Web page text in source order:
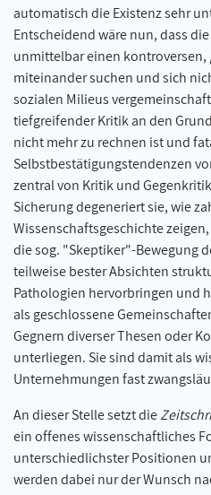
automatisch die Existenz sehr
Entscheidend wäre nun, dass
unmittelbar einen kontroversen,
miteinander suchen und sich
sozialen Milieus
tiefgreifender Kritik an den
nicht mehr zu rechnen ist und
Selbstbestätigungstendenzen
zentral von Kritik und
Sicherung degeneriert sie, wie
Wissenschaftsgeschichte
die sog. "Skeptiker"-Bewegung
teilweise bester Absichten
Pathologien hervorbringen und
als geschlossene
Gegnern diverser Thesen oder
unterliegen. Sie sind damit als
Unternehmungen fast
An dieser Stelle setzt die
ein offenes wissenschaftliches
unterschiedlichster Positionen
werden dabei nur der Wunsch